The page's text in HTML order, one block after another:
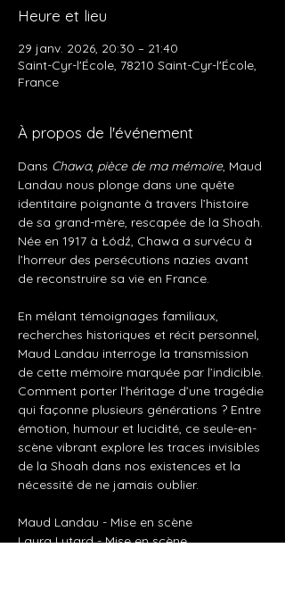
Heure et lieu
29 janv. 2026, 20:30 – 21:40
Saint-Cyr-l'École, 78210 Saint-Cyr-l'École,
France
À propos de l'événement
Dans Chawa, pièce de ma mémoire, Maud
Landau nous plonge dans une quête
identitaire poignante à travers l’histoire
de sa grand-mère, rescapée de la Shoah.
Née en 1917 à Łódź, Chawa a survécu à
l’horreur des persécutions nazies avant
de reconstruire sa vie en France.
En mêlant témoignages familiaux,
recherches historiques et récit personnel,
Maud Landau interroge la transmission
de cette mémoire marquée par l’indicible.
Comment porter l’héritage d’une tragédie
qui façonne plusieurs générations ? Entre
émotion, humour et lucidité, ce seule-en-
scène vibrant explore les traces invisibles
de la Shoah dans nos existences et la
nécessité de ne jamais oublier.
Maud Landau - Mise en scène
Laura Lutard - Mise en scène